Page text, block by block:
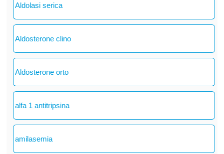
Aldolasi serica
Aldosterone clino
Aldosterone orto
alfa 1 antitripsina
amilasemia